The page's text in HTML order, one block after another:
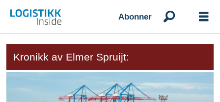
Abonner
Kronikk av Elmer Spruijt: